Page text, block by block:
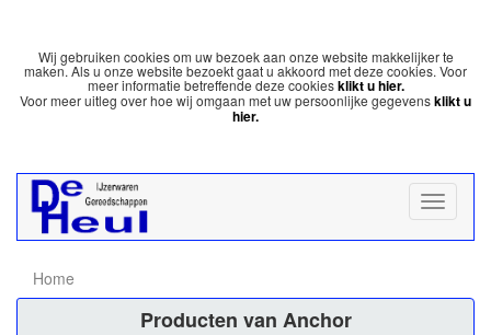
Wij gebruiken cookies om uw bezoek aan onze website makkelijker te
maken. Als u onze website bezoekt gaat u akkoord met deze cookies. Voor
meer informatie betreffende deze cookiesklikt u hier.
Voor meer uitleg over hoe wij omgaan met uw persoonlijke gegevensklikt u
hier.
Home
Producten van Anchor